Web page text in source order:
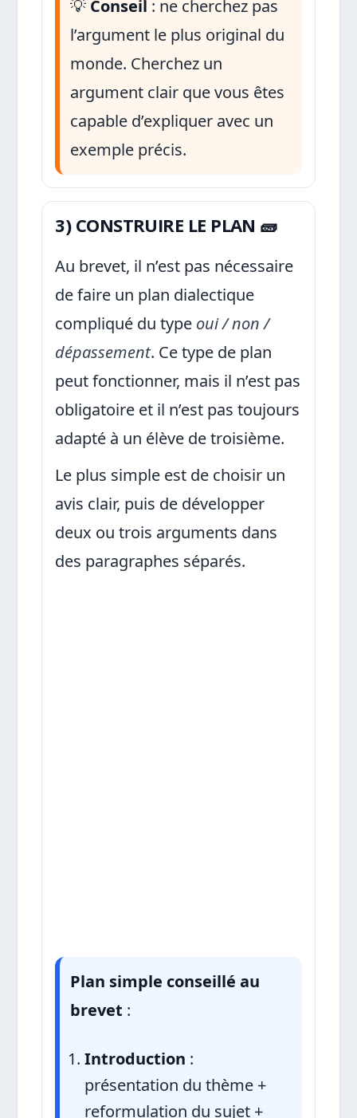
💡 Conseil : ne cherchez pas
l’argument le plus original du
monde. Cherchez un
argument clair que vous êtes
capable d’expliquer avec un
exemple précis.
3) CONSTRUIRE LE PLAN 🧱
Au brevet, il n’est pas nécessaire
de faire un plan dialectique
compliqué du type oui / non /
dépassement. Ce type de plan
peut fonctionner, mais il n’est pas
obligatoire et il n’est pas toujours
adapté à un élève de troisième.
Le plus simple est de choisir un
avis clair, puis de développer
deux ou trois arguments dans
des paragraphes séparés.
Plan simple conseillé au
brevet :
Introduction :
présentation du thème +
reformulation du sujet +